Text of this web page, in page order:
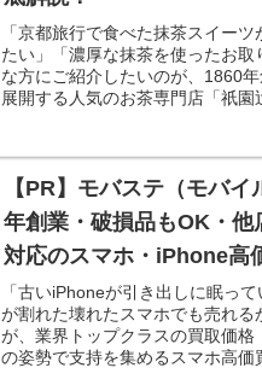
「京都旅行で食べた抹茶スイー
たい」「濃厚な抹茶を使ったお
な方にご紹介したいのが、1860
展開する人気のお茶専門店「祇園
【PR】モバステ（モバ
年創業・破損品もOK・
対応のスマホ・iPhone高
「古いiPhoneが引き出しに眠っ
が割れた壊れたスマホでも売れ
が、業界トップクラスの買取価
の姿勢で支持を集めるスマホ高価